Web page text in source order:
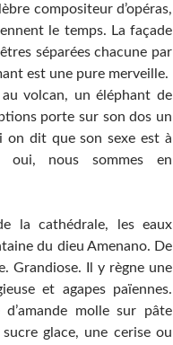
compositeur d’opéras,
le temps. La façade
séparées chacune par
est une pure merveille.
volcan, un éléphant de
porte sur son dos un
on dit que son sexe est à
oui, nous sommes en
la cathédrale, les eaux
du dieu Amenano. De
Grandiose. Il y règne une
et agapes païennes.
molle sur pâte
glace, une cerise ou